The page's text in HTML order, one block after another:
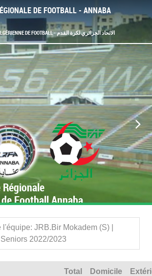
DE FOOTBALL - ANNABA
FÉDÉRATION ALGÉRIENNE DE FOOTBALL - الاتحاد الجزائري لكرة القدم
Régionale
de Football Annaba
JRB.Bir Mokadem (S) |
2022/2023
Total Domicile